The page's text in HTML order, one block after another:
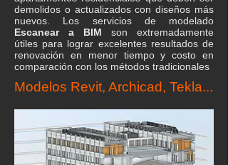
demolidos o actualizados con diseños más
nuevos. Los servicios de modelado
Escanear a BIM son extremadamente
útiles para lograr excelentes resultados de
renovación en menor tiempo y costo en
comparación con los métodos tradicionales
Modelos Revit, Archicad, Tekla...